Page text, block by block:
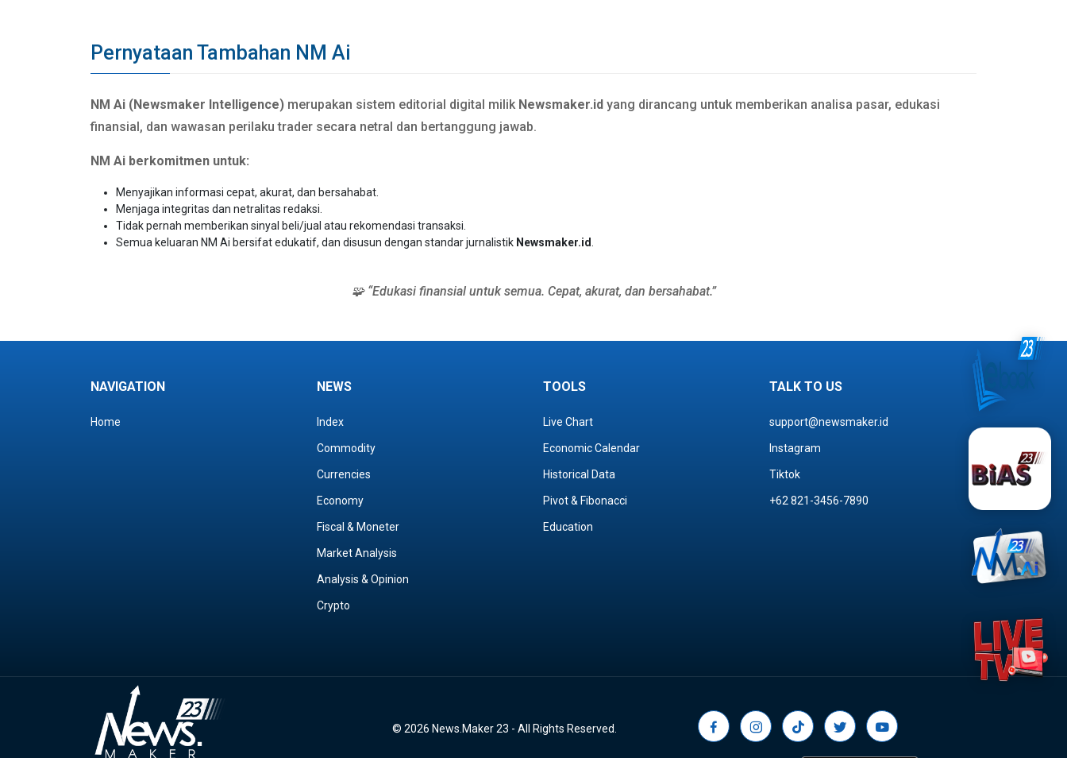
Pernyataan Tambahan NM Ai
NM Ai (Newsmaker Intelligence) merupakan sistem editorial digital milik Newsmaker.id yang dirancang untuk memberikan analisa pasar, edukasi
finansial, dan wawasan perilaku trader secara netral dan bertanggung jawab.
NM Ai berkomitmen untuk:
Menyajikan informasi cepat, akurat, dan bersahabat.
Menjaga integritas dan netralitas redaksi.
Tidak pernah memberikan sinyal beli/jual atau rekomendasi transaksi.
Semua keluaran NM Ai bersifat edukatif, dan disusun dengan standar jurnalistik Newsmaker.id
🧩 “Edukasi finansial untuk semua. Cepat, akurat, dan bersahabat.”
NAVIGATION
Home
NEWS
Index
Commodity
Currencies
Economy
Fiscal & Moneter
Market Analysis
Analysis & Opinion
Crypto
TOOLS
Live Chart
Economic Calendar
Historical Data
Pivot & Fibonacci
Education
TALK TO US
support@newsmaker.id
Instagram
Tiktok
+62 821-3456-7890
© 2026 News.Maker 23 - All Rights Reserved.